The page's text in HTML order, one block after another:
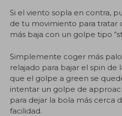
Si el viento sopla en contra,
de tu movimiento para tratar
más baja con un golpe tipo
Simplemente coger más
relajado para bajar el spin de
que el golpe a green se
intentar un golpe de
para dejar la bola más cerca
facilidad.